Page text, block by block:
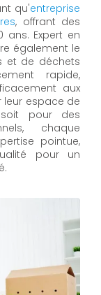
qu'entreprise
, offrant des
Expert en
également le
et de déchets
rapide,
aux
leur espace de
pour des
chaque
pointue,
pour un